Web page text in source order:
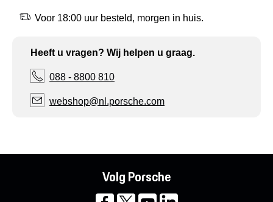
Voor 18:00 uur besteld, morgen in huis.
Heeft u vragen? Wij helpen u graag.
088 - 8800 810
webshop@nl.porsche.com
Volg Porsche